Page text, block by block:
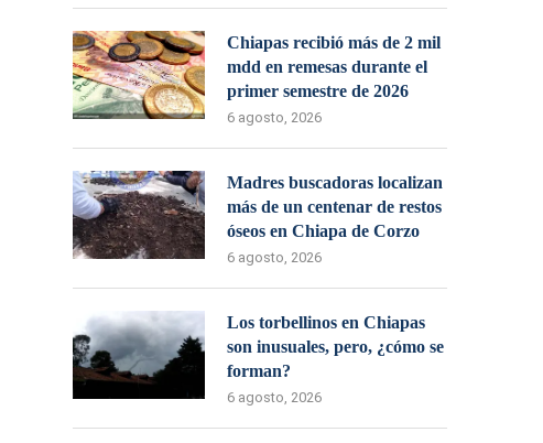
Chiapas recibió más de 2 mil
mdd en remesas durante el
primer semestre de 2026
6 agosto, 2026
Madres buscadoras localizan
más de un centenar de restos
óseos en Chiapa de Corzo
6 agosto, 2026
Los torbellinos en Chiapas
son inusuales, pero, ¿cómo se
forman?
6 agosto, 2026